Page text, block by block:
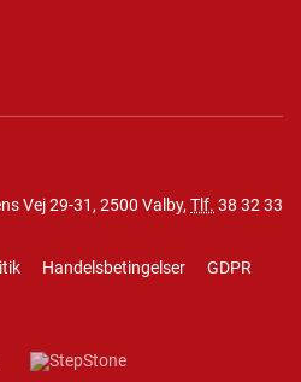
Vej 29-31, 2500 Valby, Tlf. 38 32 33
Handelsbetingelser
GDPR